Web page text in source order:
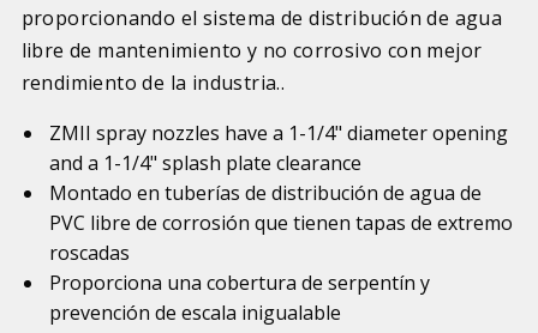
proporcionando el sistema de distribución de agua
libre de mantenimiento y no corrosivo con mejor
rendimiento de la industria..
ZMII spray nozzles have a 1-1/4" diameter opening
and a 1-1/4" splash plate clearance
Montado en tuberías de distribución de agua de
PVC libre de corrosión que tienen tapas de extremo
roscadas
Proporciona una cobertura de serpentín y
prevención de escala inigualable